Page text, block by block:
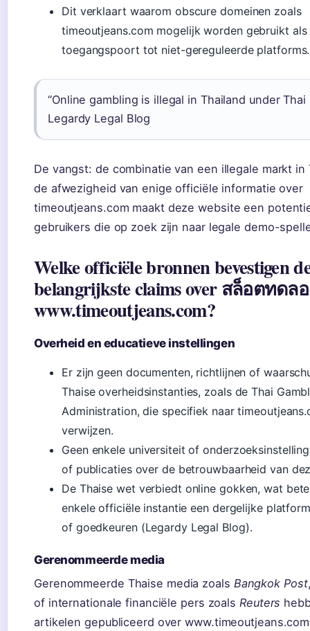
Dit verklaart waarom obscure domeinen zoals
timeoutjeans.com mogelijk worden gebruikt als
toegangspoort tot niet-gereguleerde platforms.
“Online gambling is illegal in Thailand under
Legardy Legal Blog
De vangst: de combinatie van een illegale markt in
de afwezigheid van enige officiële informatie over
timeoutjeans.com maakt deze website een
gebruikers die op zoek zijn naar legale demo-
Welke officiële bronnen bevestigen
belangrijkste claims over สล็อตทดล
www.timeoutjeans.com?
Overheid en educatieve instellingen
Er zijn geen documenten, richtlijnen of
Thaise overheidsinstanties, zoals de Thai
Administration, die specifiek naar
verwijzen.
Geen enkele universiteit of
of publicaties over de betrouwbaarheid van
De Thaise wet verbiedt online gokken, wat
enkele officiële instantie een dergelijke
of goedkeuren (Legardy Legal Blog).
Gerenommeerde media
Gerenommeerde Thaise media zoals Bangkok Post
of internationale financiële pers zoals Reuters
artikelen gepubliceerd over